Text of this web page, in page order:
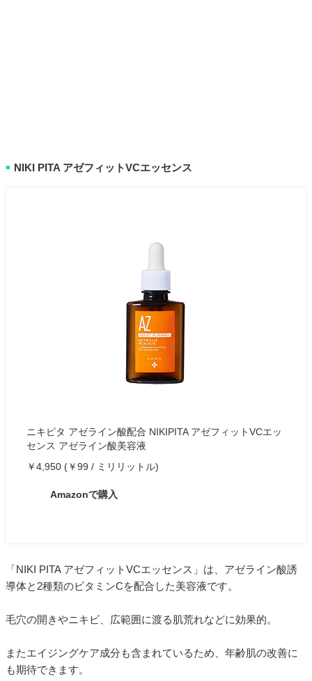
■ NIKI PITA アゼフィットVCエッセンス
ニキピタ アゼライン酸配合 NIKIPITA アゼフィットVCエッ
センス アゼライン酸美容液
￥4,950 (￥99 / ミリリットル)
Amazonで購入
「NIKI PITA アゼフィットVCエッセンス」は、アゼライン酸誘
導体と2種類のビタミンCを配合した美容液です。
毛穴の開きやニキビ、広範囲に渡る肌荒れなどに効果的。
またエイジングケア成分も含まれているため、年齢肌の改善に
も期待できます。